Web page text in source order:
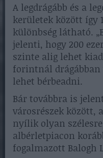
A legdrágább és a
kerületek között így
különbség látható.
jelenti, hogy 200
szinte alig lehet
forintnál drágábban
lehet bérbeadni.
Bár továbbra is
városrészek között,
nyílik olyan
albérletpiacon
fogalmazott Balogh